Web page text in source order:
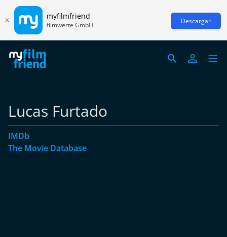
myfilmfriend
filmwerte GmbH Descargar
Lucas Furtado
IMDb
The Movie Database